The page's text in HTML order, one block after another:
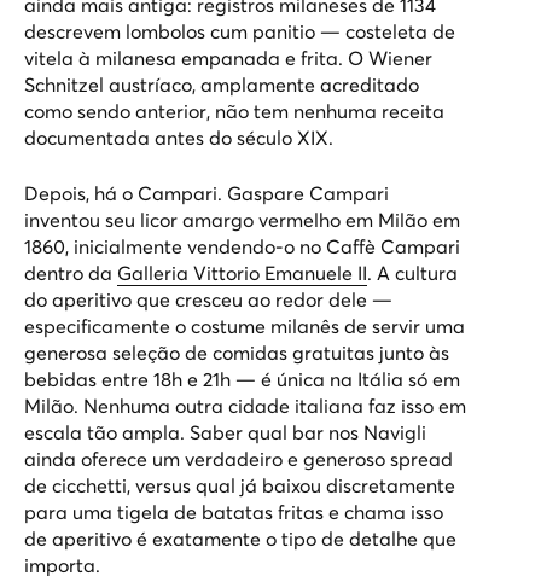
descrevem lombolos cum panitio — costeleta de
vitela à milanesa empanada e frita. O Wiener
Schnitzel austríaco, amplamente acreditado
como sendo anterior, não tem nenhuma receita
documentada antes do século XIX.
Depois, há o Campari. Gaspare Campari
inventou seu licor amargo vermelho em Milão em
1860, inicialmente vendendo-o no Caffè Campari
dentro da Galleria Vittorio Emanuele II. A cultura
do aperitivo que cresceu ao redor dele —
especificamente o costume milanês de servir uma
generosa seleção de comidas gratuitas junto às
bebidas entre 18h e 21h — é única na Itália só em
Milão. Nenhuma outra cidade italiana faz isso em
escala tão ampla. Saber qual bar nos Navigli
ainda oferece um verdadeiro e generoso spread
de cicchetti, versus qual já baixou discretamente
para uma tigela de batatas fritas e chama isso
de aperitivo é exatamente o tipo de detalhe que
importa.